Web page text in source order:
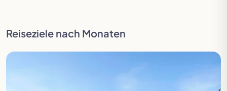
Reiseziele nach Monaten